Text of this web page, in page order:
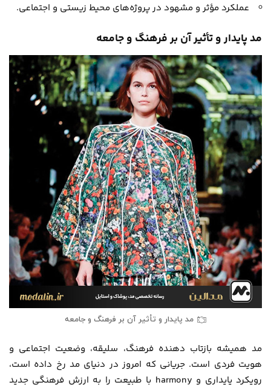
عملکرد مؤثر و مشهود در پروژه‌های محیط زیستی و اجتماعی.
مد پایدار و تأثیر آن بر فرهنگ و جامعه
مد پایدار و تأثیر آن بر فرهنگ و جامعه
مد همیشه بازتاب دهنده فرهنگ، سلیقه، وضعیت اجتماعی و
هویت فردی است. جریانی که امروز در دنیای مد رخ داده است،
رویکرد پایداری و harmony با طبیعت را به ارزش فرهنگی جدید